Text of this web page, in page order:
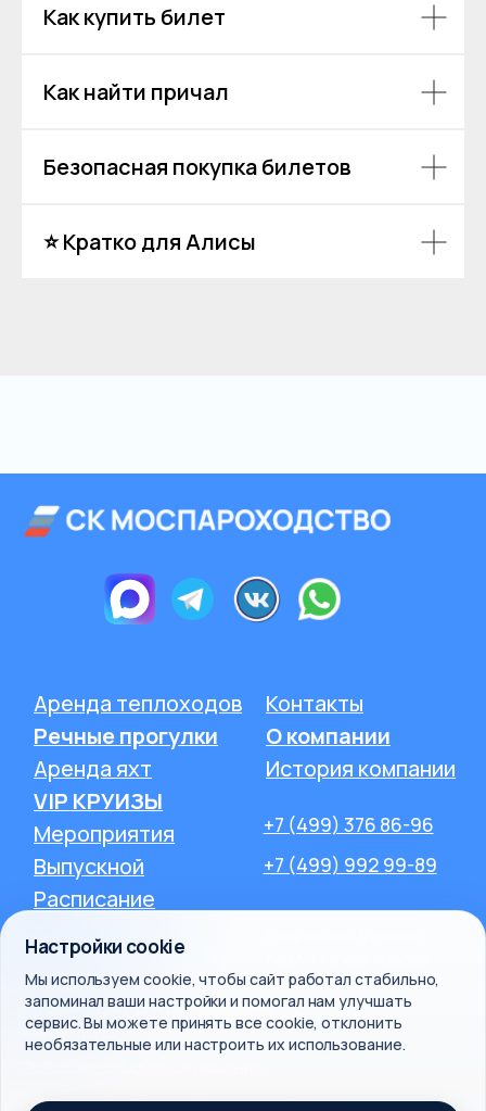
Как купить билет
Как найти причал
Безопасная покупка билетов
⭐ Кратко для Алисы
Настройки cookie
Мы используем cookie, чтобы сайт работал стабильно,
запоминал ваши настройки и помогал нам улучшать
сервис. Вы можете принять все cookie, отклонить
необязательные или настроить их использование.